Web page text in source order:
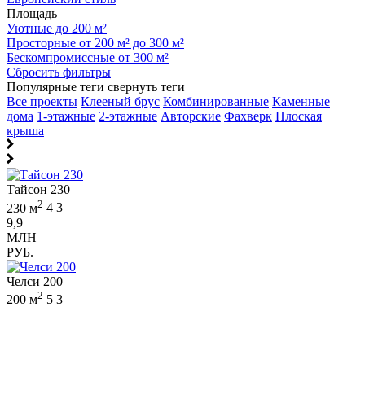
Площадь
Уютные до 200 м²
Просторные от 200 м² до 300 м²
Бескомпромиссные от 300 м²
Сбросить фильтры
Популярные теги свернуть теги
Все проекты Клееный брус Комбинированные Каменные
дома 1-этажные 2-этажные Авторские Фахверк Плоская
крыша
Тайсон 230
230 м2 4 3
9,9
МЛН
РУБ.
Челси 200
200 м2 5 3